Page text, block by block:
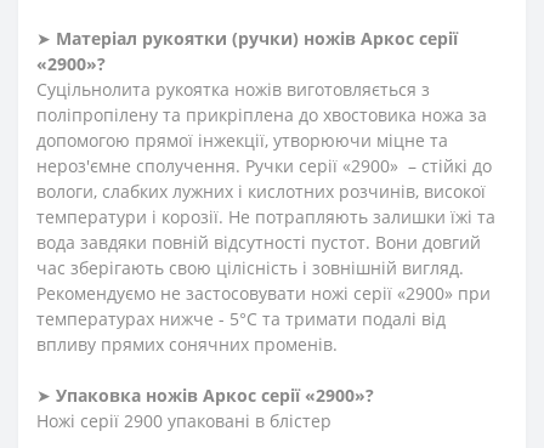
➤ Матеріал рукоятки (ручки) ножів Аркос серії
«2900»?
Суцільнолита рукоятка ножів виготовляється з
поліпропілену та прикріплена до хвостовика ножа за
допомогою прямої інжекції, утворюючи міцне та
нероз'ємне сполучення. Ручки серії «2900» – стійкі до
вологи, слабких лужних і кислотних розчинів, високої
температури і корозії. Не потрапляють залишки їжі та
вода завдяки повній відсутності пустот. Вони довгий
час зберігають свою цілісність і зовнішній вигляд.
Рекомендуємо не застосовувати ножі серії «2900» при
температурах нижче - 5°С та тримати подалі від
впливу прямих сонячних променів.
➤ Упаковка ножів Аркос серії «2900»?
Ножі серії 2900 упаковані в блістер